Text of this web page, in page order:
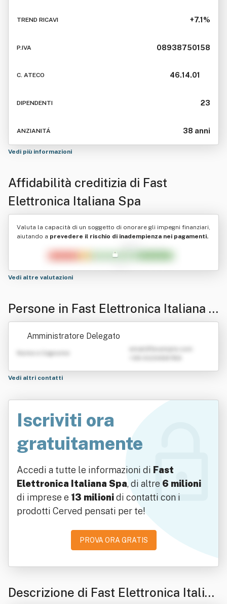
TREND RICAVI +7.1%
P.IVA 08938750158
C. ATECO 46.14.01
DIPENDENTI 23
ANZIANITÁ 38 anni
Vedi più informazioni
Affidabilità creditizia di Fast
Elettronica Italiana Spa
Valuta la capacità di un soggetto di onorare gli impegni finanziari,
aiutando a prevedere il rischio di inadempienza nei pagamenti.
Vedi altre valutazioni
Persone in Fast Elettronica Italiana S
pa
Amministratore Delegato
Nome e Cognome
Vedi altri contatti
Iscriviti ora
gratuitamente
Accedi a tutte le informazioni di Fast
Elettronica Italiana Spa, di altre 6 milioni
di imprese e 13 milionidi contatti con i
prodotti Cerved pensati per te!
PROVA ORA GRATIS
Descrizione di Fast Elettronica Italian